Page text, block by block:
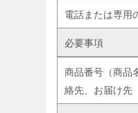
電話または専用
必要事項
商品番号（商品
絡先、お届け先